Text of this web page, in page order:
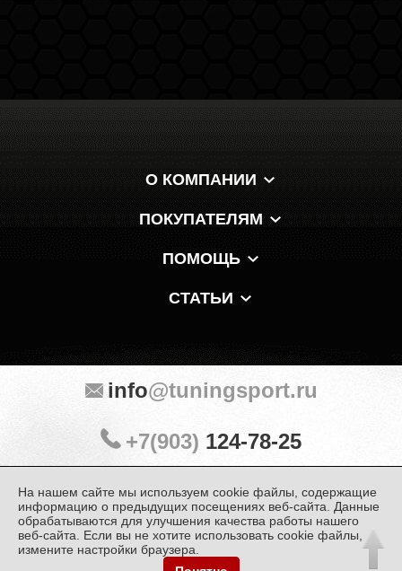
О КОМПАНИИ
ПОКУПАТЕЛЯМ
ПОМОЩЬ
СТАТЬИ
Мы в мессенджерах и соцсетях:
info@tuningsport.ru
+7(903) 124-78-25
На нашем сайте мы используем cookie файлы, содержащие
информацию о предыдущих посещениях веб-сайта. Данные
обрабатываются для улучшения качества работы нашего
веб-сайта. Если вы не хотите использовать cookie файлы,
измените настройки браузера.